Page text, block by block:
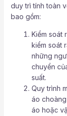
duy trì tính toàn
bao gồm:
Kiểm soát
kiểm soát
những
chuyển
suất.
Quy trình
áo
áo hoặc